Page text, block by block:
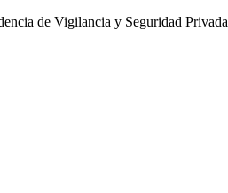
de Vigilancia y Seguridad Privada